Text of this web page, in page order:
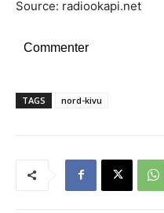
Source: radiookapi.net
Commenter
TAGS nord-kivu